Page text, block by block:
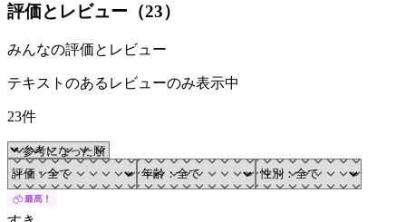
評価とレビュー（23）
みんなの評価とレビュー
テキストのあるレビューのみ表示中
23件